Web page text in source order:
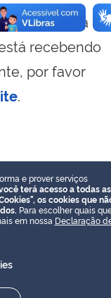
essa
recebendo
por favor
.
e prover serviços
terá acesso a todas as
os cookies que
Para escolher quais
em nossa Declaração